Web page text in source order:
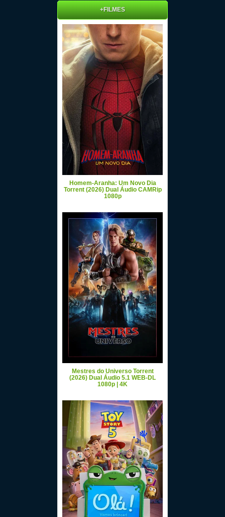
+FILMES
Homem-Aranha: Um Novo Dia
Torrent (2026) Dual Áudio CAMRip
1080p
Mestres do Universo Torrent
(2026) Dual Áudio 5.1 WEB-DL
1080p | 4K